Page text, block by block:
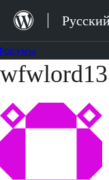
Перейти
содержимому
Русский
Перейти
содержимому
wfwlord13